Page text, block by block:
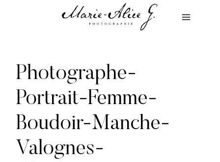
Photographe-
Portrait-Femme-
Boudoir-Manche-
Valognes-